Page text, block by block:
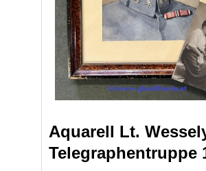
Aquarell Lt.
Telegraphentruppe